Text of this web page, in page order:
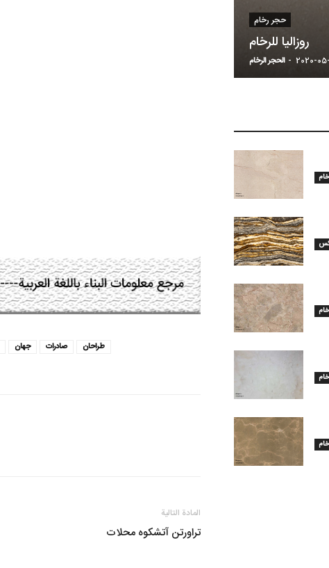
جهان صادرات
طراحان
المادة التالية
تراورتن آتشکوه محلات
حجر رخام
روزاليا للرخام
الحجر الرخام - 2020-